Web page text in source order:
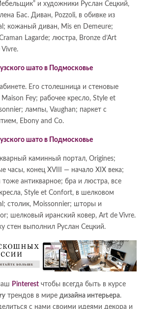
и художники Руслан Сецкий,
Бас. Диван, Pozzoli, в обивке из
кожаный диван, Mis en Demeure;
Lagarde; люстра, Bronze d’Art
Vivre.
Его столешница и стеновые
Fey; рабочее кресло, Style et
лампы, Vaughan; паркет с
Ebony and Co.
каминный портал, Origines;
часы, конец XVIII — начало XIX века;
антикварное; бра и люстра, все
Style et Confort, в шелковом
столик, Moissonnier; шторы и
шелковый иранский ковер, Art de Vivre.
стен выполнил Руслан Сецкий.
Pinterest чтобы всегда быть в курсе
трендов в мире дизайна интерьера.
с нами своими идеями декора и